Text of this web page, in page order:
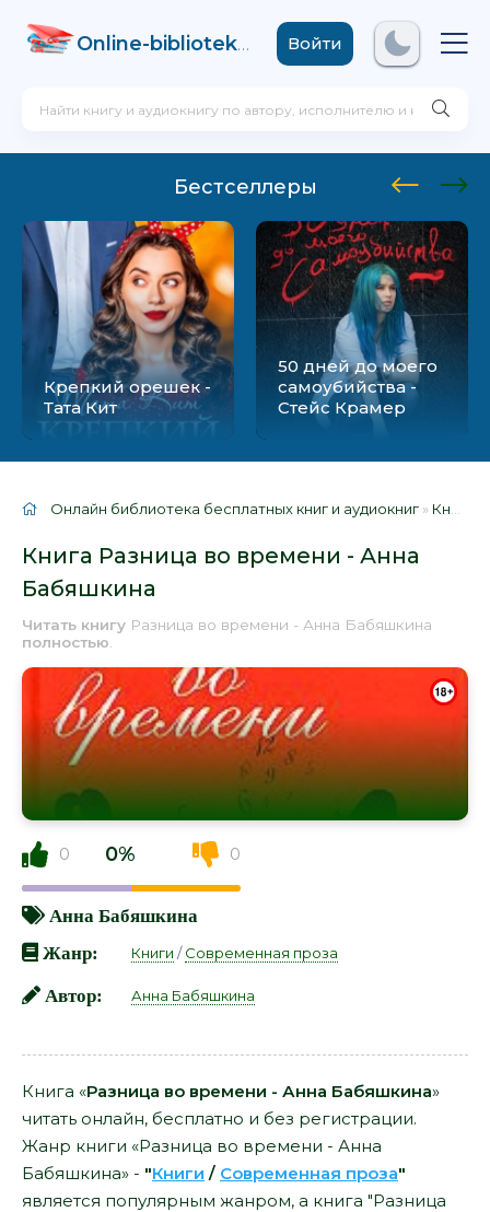
Online-biblioteka .comВойти
Бестселлеры
Крепкий орешек -
Тата Кит
50 дней до моего
самоубийства -
Стейс Крамер
Онлайн библиотека бесплатных книг и аудиокниг » Книги
Книга Разница во времени - Анна
Бабяшкина
Читать книгу Разница во времени - Анна Бабяшкина
полностью
0 0% 0
Анна Бабяшкина
Жанр:
Книги /Современная проза
Автор: Анна Бабяшкина
Книга «Разница во времени - Анна Бабяшкина»
читать онлайн, бесплатно и без регистрации.
Жанр книги «Разница во времени - Анна
Бабяшкина» - "Книги / Современная проза"
является популярным жанром, а книга "Разница